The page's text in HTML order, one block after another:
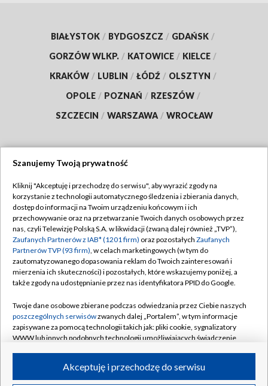
BIAŁYSTOK / BYDGOSZCZ / GDAŃSK /
GORZÓW WLKP. / KATOWICE / KIELCE /
KRAKÓW / LUBLIN / ŁÓDŹ / OLSZTYN /
OPOLE / POZNAŃ / RZESZÓW /
SZCZECIN / WARSZAWA / WROCŁAW
TVP
Abonament TVP
Emisja w TVP
Centrum informacji TVP
Naziemna Telewizja Cyfrowa
Rada Programowa
System NOS
Informacje o nadawcy
Program dla prasy
Regulamin TVP
Polityka prywatności
Moje zgody
Pomoc
Kontakt
Kanały
Szanujemy Twoją prywatność
Kliknij "Akceptuję i przechodzę do serwisu", aby wyrazić zgody na
korzystanie z technologii automatycznego śledzenia i zbierania danych,
dostęp do informacji na Twoim urządzeniu końcowym i ich
przechowywanie oraz na przetwarzanie Twoich danych osobowych przez
nas, czyli Telewizję Polską S.A. w likwidacji (zwaną dalej również „TVP”),
Zaufanych Partnerów z IAB* (1201 firm) oraz pozostałych Zaufanych
Partnerów TVP (93 firm), w celach marketingowych (w tym do
zautomatyzowanego dopasowania reklam do Twoich zainteresowań i
mierzenia ich skuteczności) i pozostałych, które wskazujemy poniżej, a
także zgody na udostępnianie przez nas identyfikatora PPID do Google.
Twoje dane osobowe zbierane podczas odwiedzania przez Ciebie naszych
poszczególnych serwisówzwanych dalej „Portalem”, w tym informacje
zapisywane za pomocą technologii takich jak: pliki cookie, sygnalizatory
WWW lub innych podobnych technologii umożliwiających świadczenie
ruchu w Internecie.Akceptuję i przechodzę do serwisu